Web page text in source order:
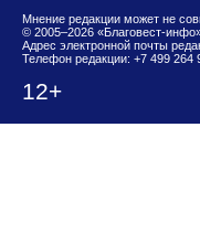
Мнение редакции может не
© 2005–2026 «Благовест-
Адрес электронной почты
Телефон редакции: +7 499 264
12+